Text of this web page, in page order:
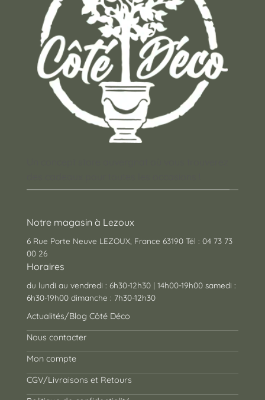
Notre magasin à Lezoux
6 Rue Porte Neuve LEZOUX, France 63190 Tél : 04 73 73
00 26
Horaires
du lundi au vendredi : 6h30-12h30 | 14h00-19h00 samedi :
6h30-19h00 dimanche : 7h30-12h30
Actualités/Blog Côté Déco
Nous contacter
Mon compte
CGV/Livraisons et Retours